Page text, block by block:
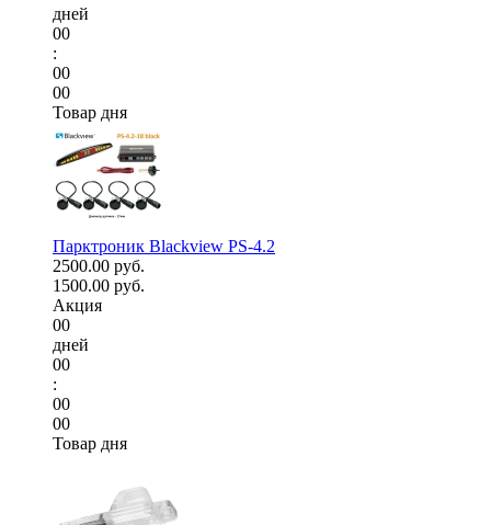
дней
00
:
00
00
Товар дня
Парктроник Blackview PS-4.2
2500.00 руб.
1500.00 руб.
Акция
00
дней
00
:
00
00
Товар дня